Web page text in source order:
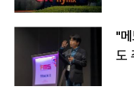
"
도